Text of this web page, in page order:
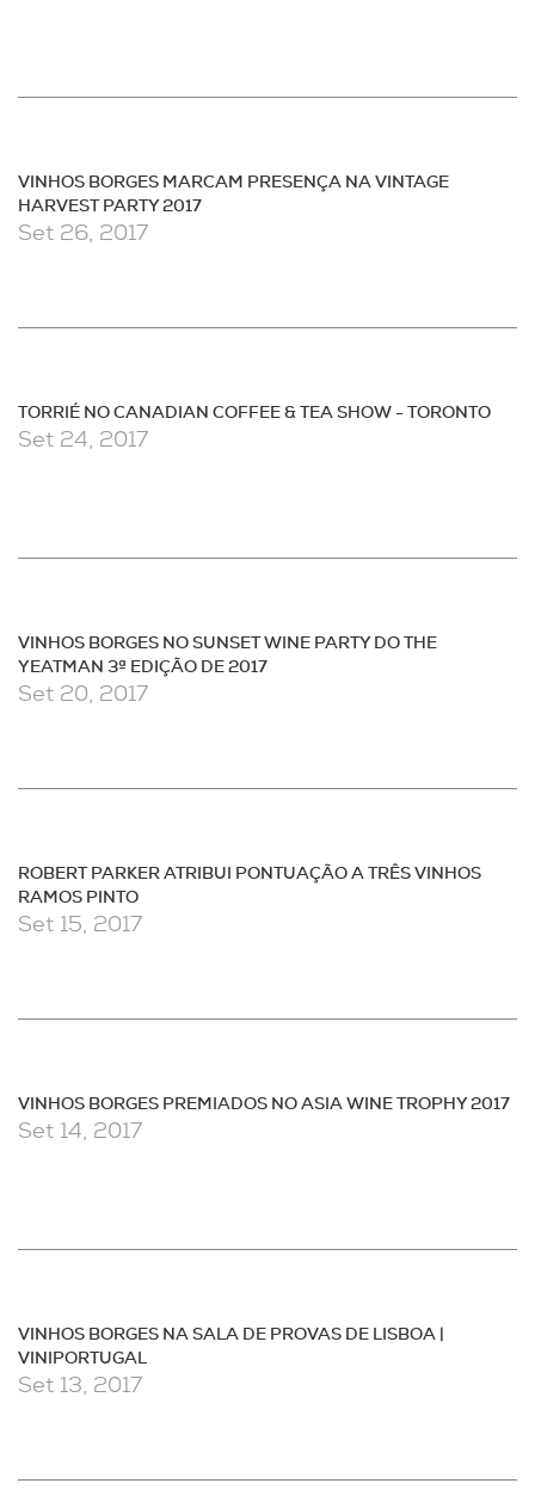
VINHOS BORGES MARCAM PRESENÇA NA VINTAGE
HARVEST PARTY 2017
Set 26, 2017
TORRIÉ NO CANADIAN COFFEE & TEA SHOW - TORONTO
Set 24, 2017
VINHOS BORGES NO SUNSET WINE PARTY DO THE
YEATMAN 3ª EDIÇÃO DE 2017
Set 20, 2017
ROBERT PARKER ATRIBUI PONTUAÇÃO A TRÊS VINHOS
RAMOS PINTO
Set 15, 2017
VINHOS BORGES PREMIADOS NO ASIA WINE TROPHY 2017
Set 14, 2017
VINHOS BORGES NA SALA DE PROVAS DE LISBOA |
VINIPORTUGAL
Set 13, 2017